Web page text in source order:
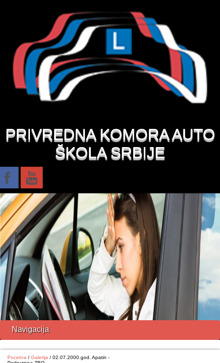
PRIVREDNA KOMORA AUTO
ŠKOLA SRBIJE
Navigacija
Pocetna / Galerija / 02.07.2000.god. Apatin -